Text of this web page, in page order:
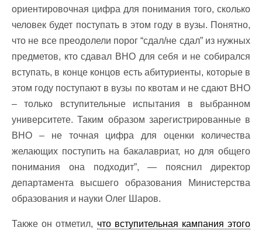
ориентировочная цифра для понимания того, сколько
человек будет поступать в этом году в вузы. Понятно,
что не все преодолели порог “сдал/не сдал” из нужных
предметов, кто сдавал ВНО для себя и не собирался
вступать, в конце концов есть абитуриенты, которые в
этом году поступают в вузы по квотам и не сдают ВНО
– только вступительные испытания в выбранном
университете. Таким образом зарегистрированные в
ВНО – не точная цифра для оценки количества
желающих поступить на бакалавриат, но для общего
понимания она подходит”, — пояснил директор
департамента высшего образования Министерства
образования и науки Олег Шаров.
Также он отметил, что вступительная кампания этого